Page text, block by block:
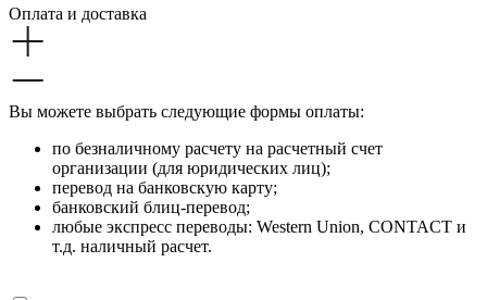
Оплата и доставка
Вы можете выбрать следующие формы оплаты:
по безналичному расчету на расчетный счет
организации (для юридических лиц);
перевод на банковскую карту;
банковский блиц-перевод;
любые экспресс переводы: Western Union, CONTACT и
т.д. наличный расчет.